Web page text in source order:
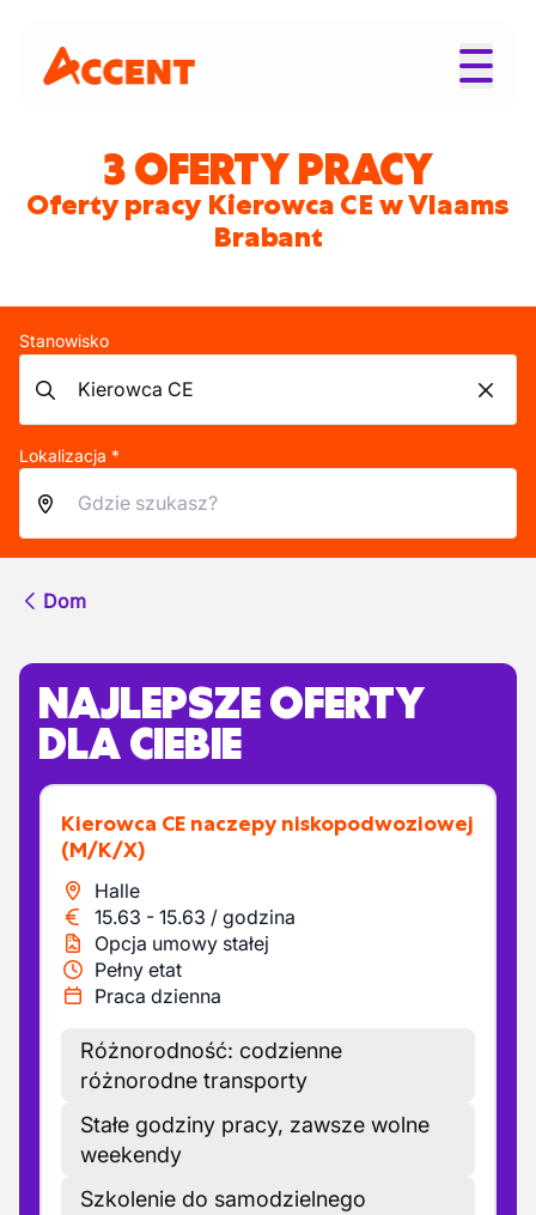
3 OFERTY PRACY
Oferty pracy Kierowca CE w Vlaams
Brabant
Stanowisko
Lokalizacja *
Dom
NAJLEPSZE OFERTY
DLA CIEBIE
Kierowca CE naczepy niskopodwoziowej
(M/K/X)
Halle
15.63 - 15.63 / godzina
Opcja umowy stałej
Pełny etat
Praca dzienna
Różnorodność: codzienne
różnorodne transporty
Stałe godziny pracy, zawsze wolne
weekendy
Szkolenie do samodzielnego